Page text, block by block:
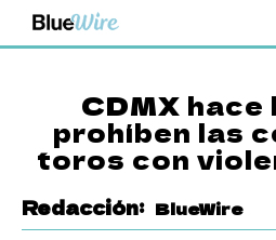
CDMX
prohíben las
toros con
Redacción: BlueWire